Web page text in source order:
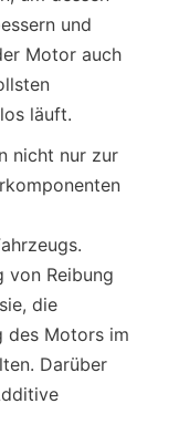
und
Motor auch
läuft.
nicht nur zur
von Reibung
die
des Motors im
Darüber